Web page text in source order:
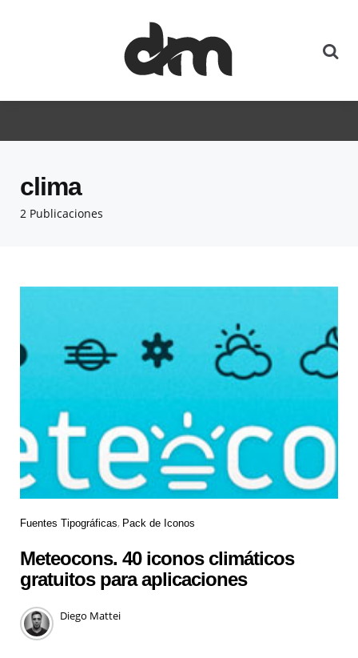
2 Publicaciones
clima
Fuentes Tipográficas Pack de Iconos
Meteocons. 40 iconos climáticos
gratuitos para aplicaciones
Diego Mattei